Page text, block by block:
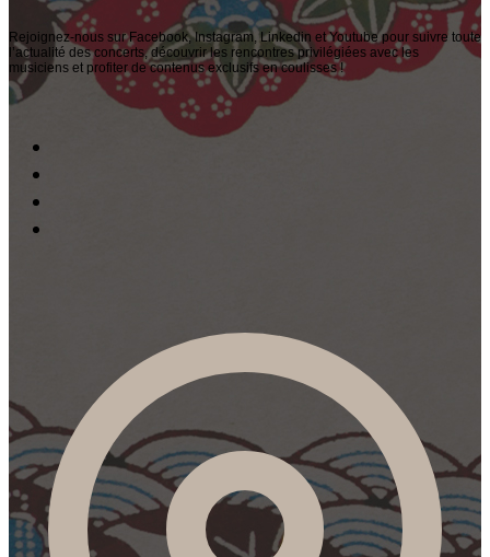
Rejoignez-nous sur Facebook, Instagram, Linkedin et Youtube pour suivre toute
l’actualité des concerts, découvrir les rencontres privilégiées avec les
musiciens et profiter de contenus exclusifs en coulisses !